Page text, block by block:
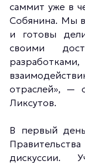
саммит уже в
Собянина. Мы
и готовы
своими
отраслей», —
Ликсутов.
В первый
дискуссии.